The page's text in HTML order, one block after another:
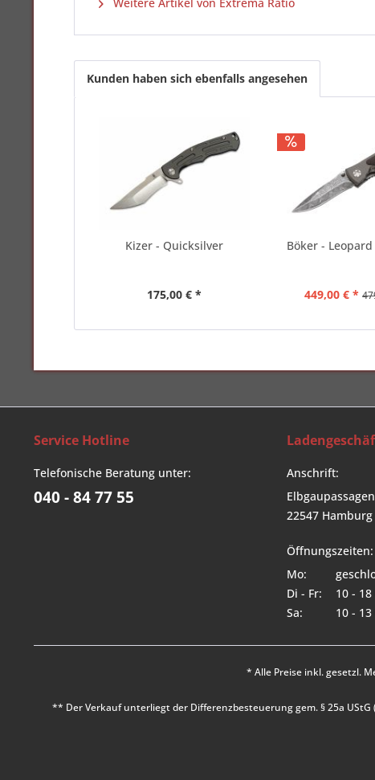
Kunden haben sich ebenfalls angesehen
Kizer - Quicksilver
175,00 € *
Böker -
449,00 € *
Service Hotline
Telefonische Beratung unter:
040 - 84 77 55
Anschrift:
22547 Hamburg
Öffnungszeiten:
Mo:
Di - Fr:
10 -
Sa:
10 -
* Alle Preise inkl. gesetzl.
** Der Verkauf unterliegt der Differenzbesteuerung gem. § 25a